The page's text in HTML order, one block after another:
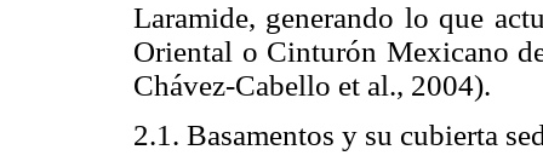
Laramide, generando lo que
Oriental o Cinturón Mexicano
Chávez-Cabello et al., 2004).
2.1. Basamentos y su cubierta